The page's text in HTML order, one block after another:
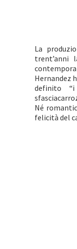
La
trent’anni
Hernandez
definito “i
Né
felicità del